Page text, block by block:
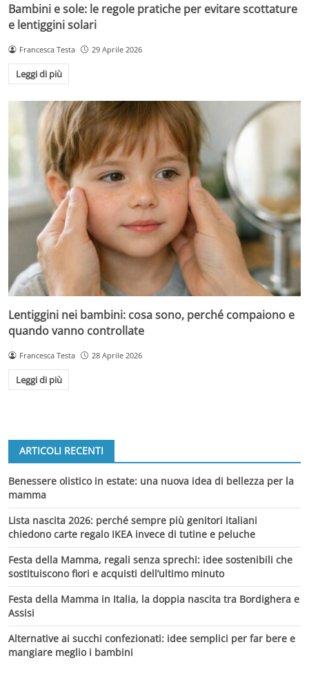
Bambini e sole: le regole pratiche per evitare scottature
e lentiggini solari
Francesca Testa 29 Aprile 2026
Leggi di più
Lentiggini nei bambini: cosa sono, perché compaiono e
quando vanno controllate
Francesca Testa 28 Aprile 2026
Leggi di più
ARTICOLI RECENTI
Benessere olistico in estate: una nuova idea di bellezza per la
mamma
Lista nascita 2026: perché sempre più genitori italiani
chiedono carte regalo IKEA invece di tutine e peluche
Festa della Mamma, regali senza sprechi: idee sostenibili che
sostituiscono fiori e acquisti dell’ultimo minuto
Festa della Mamma in Italia, la doppia nascita tra Bordighera e
Assisi
Alternative ai succhi confezionati: idee semplici per far bere e
mangiare meglio i bambini